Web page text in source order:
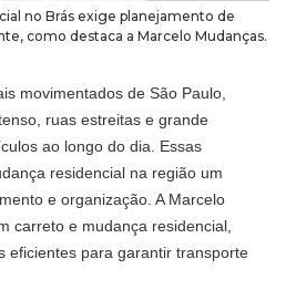
no Brás exige planejamento de
como destaca a Marcelo Mudanças.
movimentados de São Paulo,
ruas estreitas e grande
ao longo do dia. Essas
residencial na região um
e organização. A Marcelo
carreto e mudança residencial,
eficientes para garantir transporte